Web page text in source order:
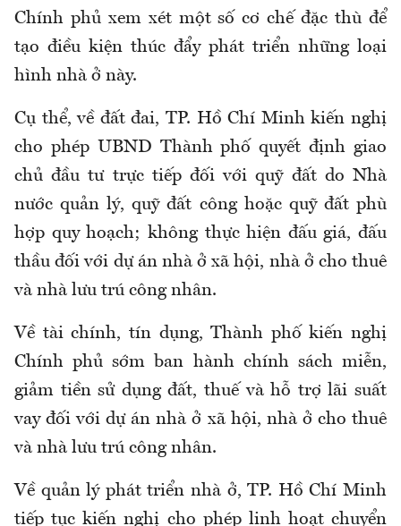
Chính phủ xem xét một số cơ chế đặc thù để
tạo điều kiện thúc đẩy phát triển những loại
hình nhà ở này.
Cụ thể, về đất đai, TP. Hồ Chí Minh kiến nghị
cho phép UBND Thành phố quyết định giao
chủ đầu tư trực tiếp đối với quỹ đất do Nhà
nước quản lý, quỹ đất công hoặc quỹ đất phù
hợp quy hoạch; không thực hiện đấu giá, đấu
thầu đối với dự án nhà ở xã hội, nhà ở cho thuê
và nhà lưu trú công nhân.
Về tài chính, tín dụng, Thành phố kiến nghị
Chính phủ sớm ban hành chính sách miễn,
giảm tiền sử dụng đất, thuế và hỗ trợ lãi suất
vay đối với dự án nhà ở xã hội, nhà ở cho thuê
và nhà lưu trú công nhân.
Về quản lý phát triển nhà ở, TP. Hồ Chí Minh
tiếp tục kiến nghị cho phép linh hoạt chuyển